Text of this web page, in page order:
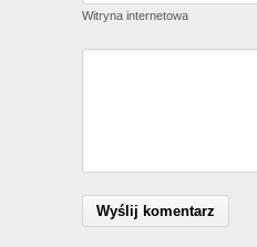
Witryna internetowa